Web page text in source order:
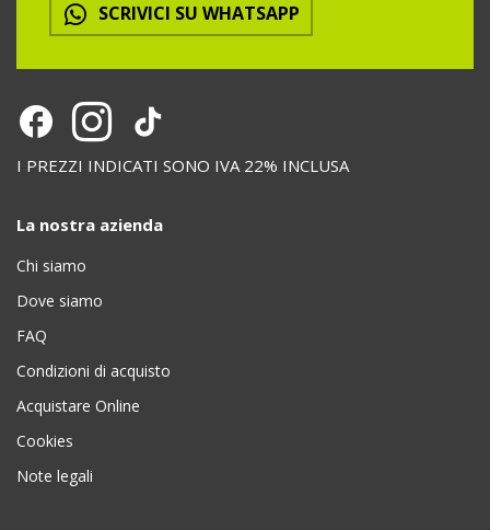
SCRIVICI SU WHATSAPP
I PREZZI INDICATI SONO IVA 22% INCLUSA
La nostra azienda
Chi siamo
Dove siamo
FAQ
Condizioni di acquisto
Acquistare Online
Cookies
Note legali